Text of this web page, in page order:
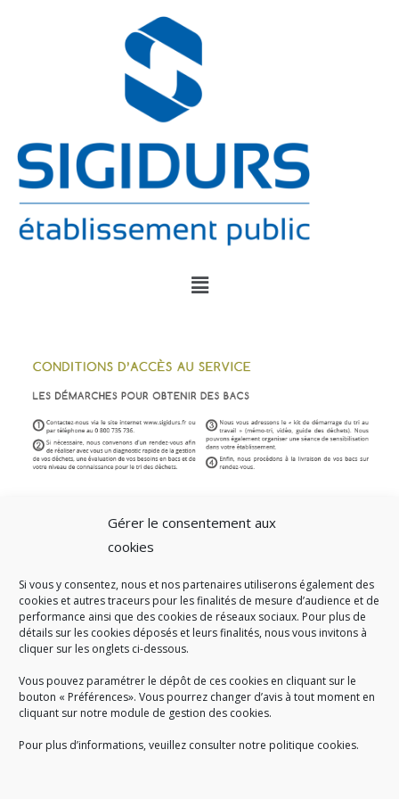
Gérer le consentement aux
cookies
Si vous y consentez, nous et nos partenaires utiliserons également des
cookies et autres traceurs pour les finalités de mesure d’audience et de
performance ainsi que des cookies de réseaux sociaux. Pour plus de
détails sur les cookies déposés et leurs finalités, nous vous invitons à
cliquer sur les onglets ci-dessous.
Vous pouvez paramétrer le dépôt de ces cookies en cliquant sur le
bouton « Préférences». Vous pourrez changer d’avis à tout moment en
cliquant sur notre module de gestion des cookies.
Pour plus d’informations, veuillez consulter notre politique cookies.
A SAVOIR
Créé en 1978, le Sigidurs est un établissement public quiexerce
des missions de service public : la prévention, la collecte et la
territoire.
Accueil du public :